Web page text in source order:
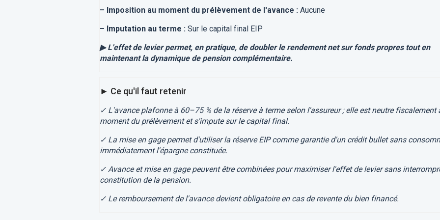
– Imposition au moment du prélèvement de l'avance : Aucune
– Imputation au terme : Sur le capital final EIP
▶ L'effet de levier permet, en pratique, de doubler le rendement net sur fonds propres tout en
maintenant la dynamique de pension complémentaire.
► Ce qu'il faut retenir
✓ L'avance plafonne à 60–75 % de la réserve à terme selon l'assureur ; elle est neutre fiscalement
moment du prélèvement et s'impute sur le capital final.
✓ La mise en gage permet d'utiliser la réserve EIP comme garantie d'un crédit bullet sans
immédiatement l'épargne constituée.
✓ Avance et mise en gage peuvent être combinées pour maximiser l'effet de levier sans
constitution de la pension.
✓ Le remboursement de l'avance devient obligatoire en cas de revente du bien financé.